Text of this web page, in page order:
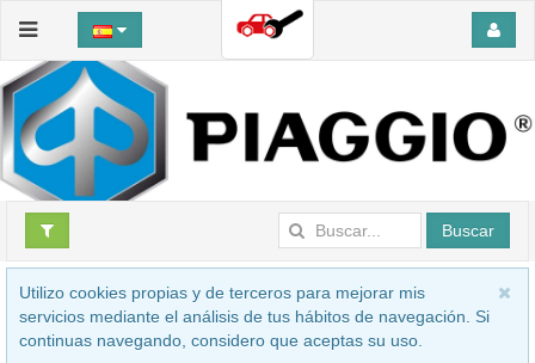
Buscar
Utilizo cookies propias y de terceros para mejorar mis
servicios mediante el análisis de tus hábitos de navegación. Si
continuas navegando, considero que aceptas su uso.